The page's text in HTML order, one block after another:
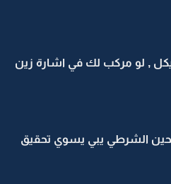
, لو مركب لك في اشارة زين
الشرطي يبي يسوي تحقيق